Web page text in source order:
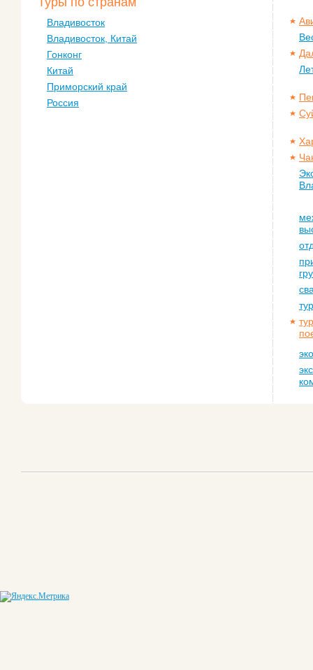
Владивосток
Владивосток, Китай
Гонконг
Китай
Приморский край
Россия